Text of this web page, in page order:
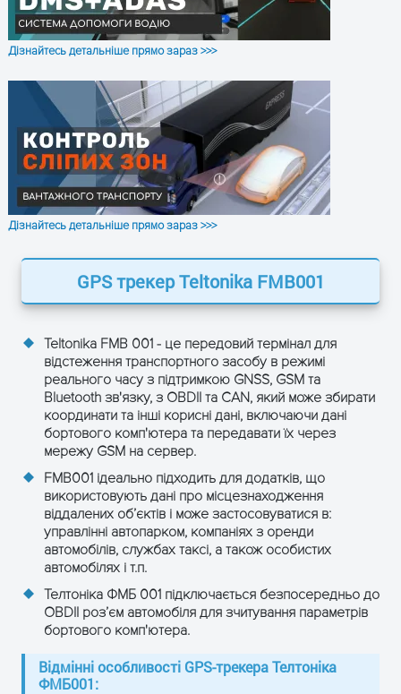
Дізнайтесь детальніше прямо зараз >>>
Дізнайтесь детальніше прямо зараз >>>
GPS трекер Teltonika FMB001
Teltonika FMB 001 - це передовий термінал для
відстеження транспортного засобу в режимі
реального часу з підтримкою GNSS, GSM та
Bluetooth зв'язку, з OBDII та CAN, який може збирати
координати та інші корисні дані, включаючи дані
бортового комп'ютера та передавати їх через
мережу GSM на сервер.
FMB001 ідеально підходить для додатків, що
використовують дані про місцезнаходження
віддалених об’єктів і може застосовуватися в:
управлінні автопарком, компаніях з оренди
автомобілів, службах таксі, а також особистих
автомобілях і т.п.
Телтоніка ФМБ 001 підключається безпосередньо до
OBDII роз’єм автомобіля для зчитування параметрів
бортового комп'ютера.
Відмінні особливості GPS-трекера Телтоніка
ФМБ001:
та отримайте консультацію
ОТРИМАТИ КОНСУЛЬТАЦІЮ
ЗАЛИШТЕ ЗАЯВКУ
та отримайте консультацію